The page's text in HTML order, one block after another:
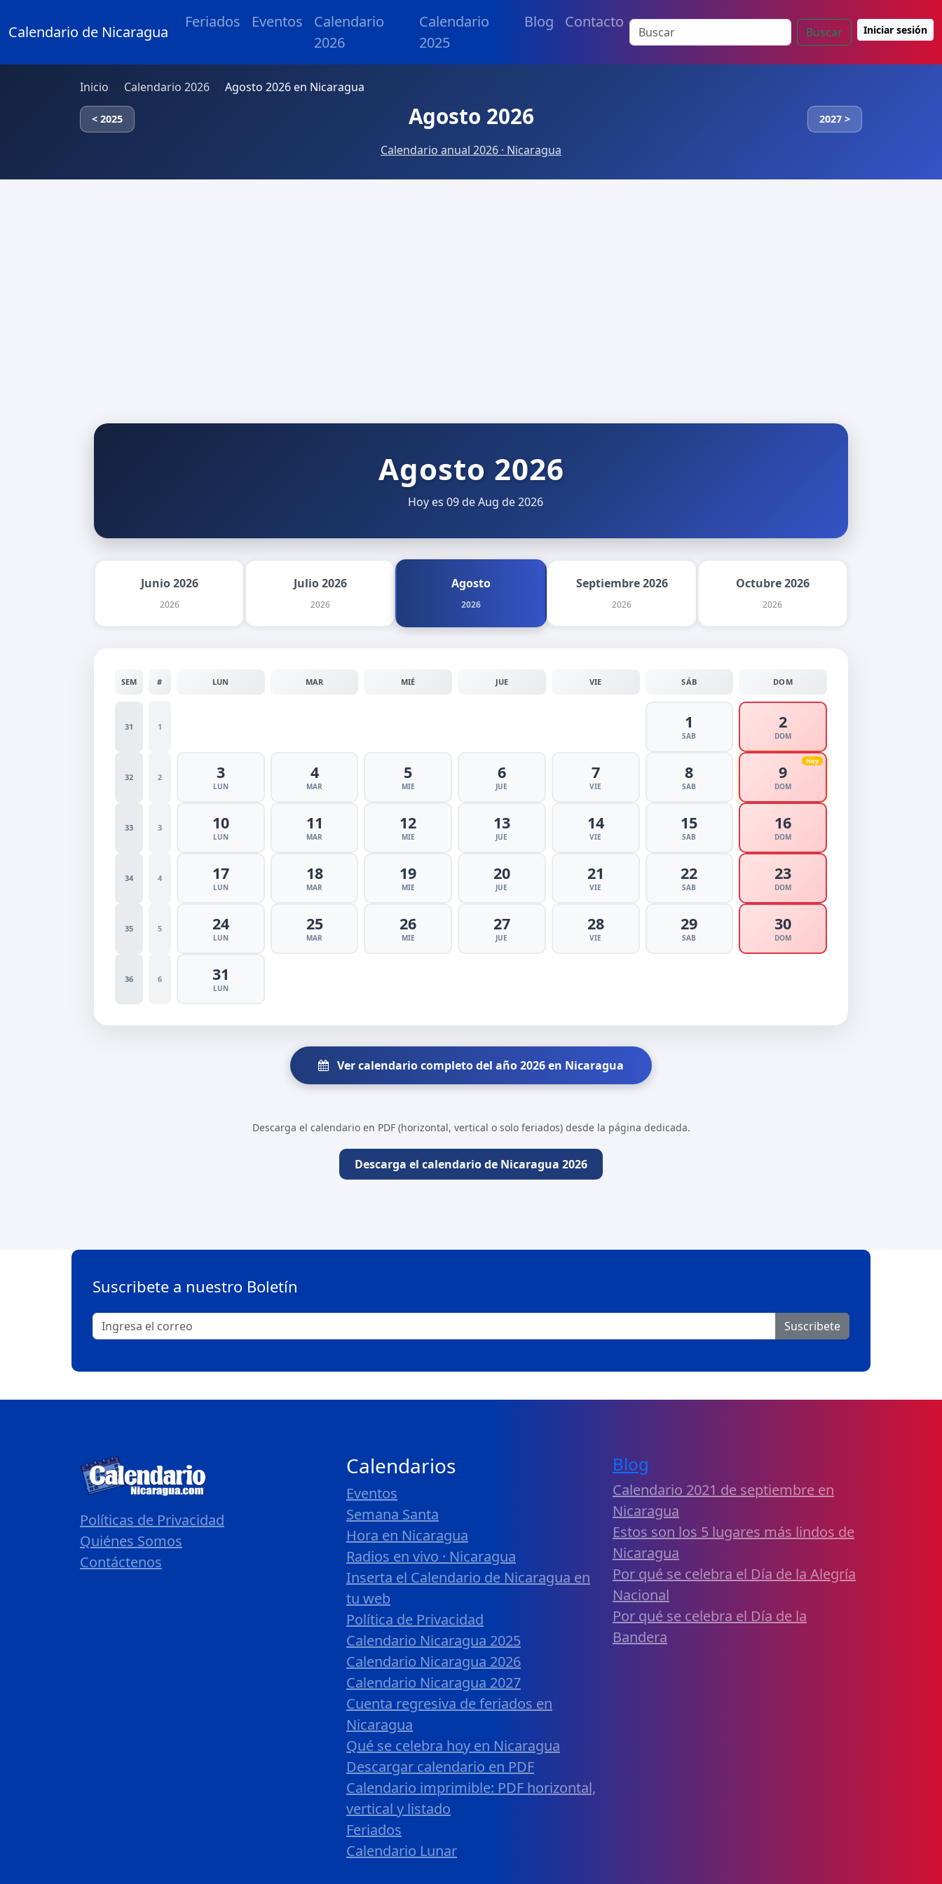
Calendario de Nicaragua
Feriados Eventos
Calendario
2026
Calendario
2025
Blog Contacto
Buscar Iniciar sesión
Inicio Calendario 2026 Agosto 2026 en Nicaragua
< 2025 Agosto 2026 2027 >
Calendario anual 2026 · Nicaragua
Agosto 2026
Hoy es 09 de Aug de 2026
Junio 2026
2026
Julio 2026
2026
Agosto
2026
Septiembre 2026
2026
Octubre 2026
2026
SEM # LUN MAR MIÉ JUE VIE SÁB DOM
31 1 1
SAB
2
DOM
32 2 3
LUN
4
MAR
5
MIE
6
JUE
7
VIE
8
SAB
9
DOM
33 3 10
LUN
11
MAR
12
MIE
13
JUE
14
VIE
15
SAB
16
DOM
34 4 17
LUN
18
MAR
19
MIE
20
JUE
21
VIE
22
SAB
23
DOM
35 5 24
LUN
25
MAR
26
MIE
27
JUE
28
VIE
29
SAB
30
DOM
36 6 31
LUN
Ver calendario completo del año 2026 en Nicaragua
Descarga el calendario en PDF (horizontal, vertical o solo feriados) desde la página dedicada.
Descarga el calendario de Nicaragua 2026
Suscribete a nuestro Boletín
Suscribete
Políticas de Privacidad
Quiénes Somos
Contáctenos
Calendarios
Eventos
Semana Santa
Hora en Nicaragua
Radios en vivo · Nicaragua
Inserta el Calendario de Nicaragua en
tu web
Política de Privacidad
Calendario Nicaragua 2025
Calendario Nicaragua 2026
Calendario Nicaragua 2027
Cuenta regresiva de feriados en
Nicaragua
Qué se celebra hoy en Nicaragua
Descargar calendario en PDF
Calendario imprimible: PDF horizontal,
vertical y listado
Feriados
Calendario Lunar
Blog
Calendario 2021 de septiembre en
Nicaragua
Estos son los 5 lugares más lindos de
Nicaragua
Por qué se celebra el Día de la Alegría
Nacional
Por qué se celebra el Día de la
Bandera